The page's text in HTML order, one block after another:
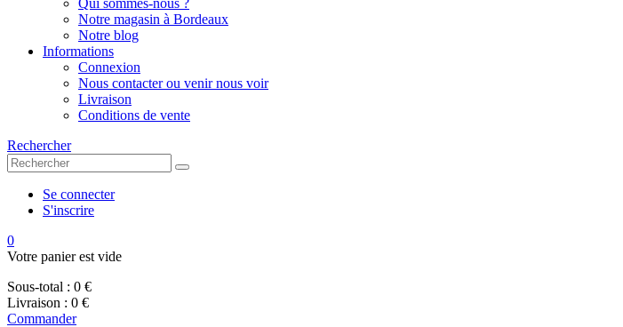
Qui sommes-nous ?
Notre magasin à Bordeaux
Notre blog
Informations
Connexion
Nous contacter ou venir nous voir
Livraison
Conditions de vente
Rechercher
Se connecter
S'inscrire
0
Votre panier est vide
Sous-total : 0 €
Livraison : 0 €
Commander